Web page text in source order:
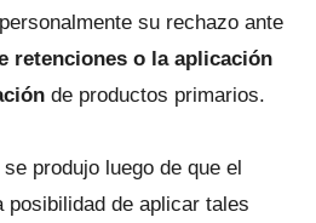
su rechazo ante
retenciones o la aplicación
de productos primarios.
produjo luego de que el
posibilidad de aplicar tales